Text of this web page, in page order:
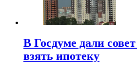
В Госдуме дали
взять ипотеку